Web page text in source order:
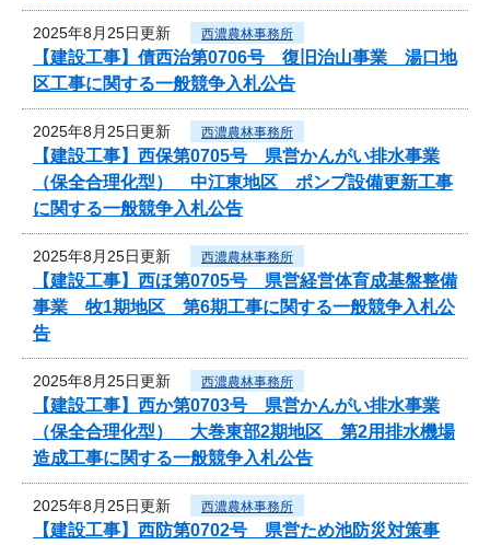
2025年8月25日更新 西濃農林事務所
【建設工事】債西治第0706号 復旧治山事業 湯口地
区工事に関する一般競争入札公告
2025年8月25日更新 西濃農林事務所
【建設工事】西保第0705号 県営かんがい排水事業
（保全合理化型） 中江東地区 ポンプ設備更新工事
に関する一般競争入札公告
2025年8月25日更新 西濃農林事務所
【建設工事】西ほ第0705号 県営経営体育成基盤整備
事業 牧1期地区 第6期工事に関する一般競争入札公
告
2025年8月25日更新 西濃農林事務所
【建設工事】西か第0703号 県営かんがい排水事業
（保全合理化型） 大巻東部2期地区 第2用排水機場
造成工事に関する一般競争入札公告
2025年8月25日更新 西濃農林事務所
【建設工事】西防第0702号 県営ため池防災対策事